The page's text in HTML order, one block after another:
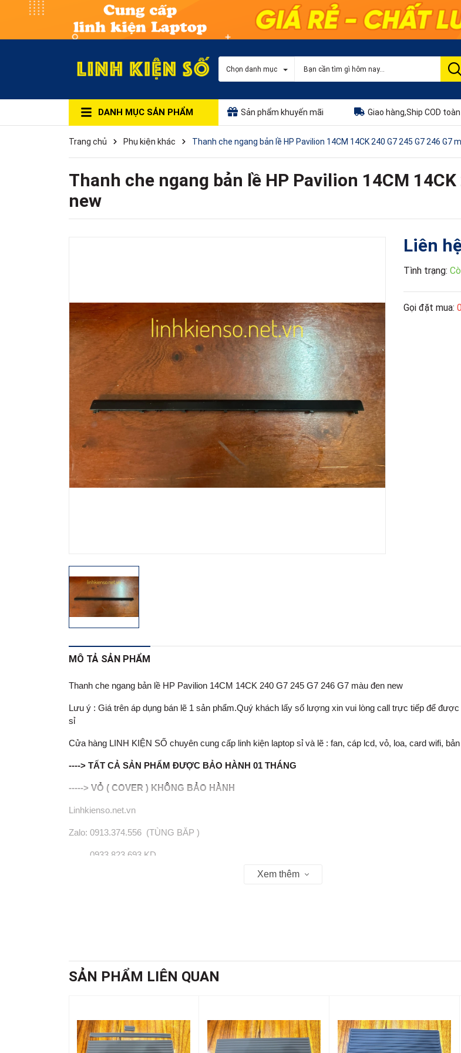
Chọn danh mục
DANH MỤC SẢN PHẨM Sản phẩm khuyến mãi Giao hàng,Ship COD
Trang chủ Phụ kiện khác Thanh che ngang bản lề HP Pavilion 14CM 14CK 240 G7 245 G7 246 G7
Thanh che ngang bản lề HP Pavilion 14CM 14CK
new
Liên
Tình trạng:
Gọi đặt mua:
MÔ TẢ SẢN PHẨM
Thanh che ngang bản lề HP Pavilion 14CM 14CK 240 G7 245 G7 246 G7 màu đen new
Lưu ý : Giá trên áp dụng bán lẽ 1 sản phẩm.Quý khách lấy số lượng xin vui lòng call trực tiếp để được
sỉ
Cửa hàng LINH KIỆN SỐ chuyên cung cấp linh kiện laptop sỉ và lẽ : fan, cáp lcd, vỏ, loa, card wifi, bản
----> TẤT CẢ SẢN PHẨM ĐƯỢC BẢO HÀNH 01 THÁNG
-----> VỎ ( COVER ) KHÔNG BẢO HÀNH
Linhkienso.net.vn
Zalo: 0913.374.556 (TÙNG BĂP )
0933.823.693 KD
Xem thêm
SẢN PHẨM LIÊN QUAN